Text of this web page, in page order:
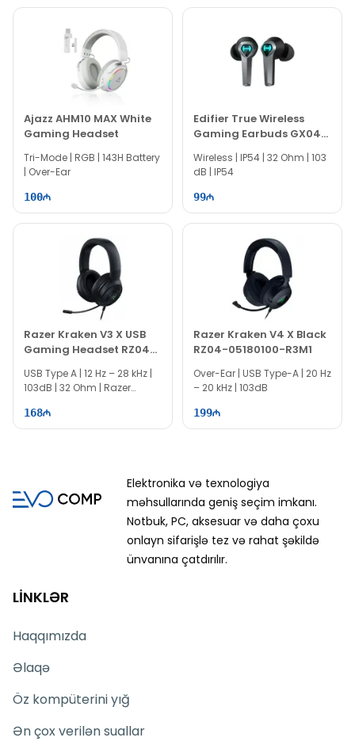
Ajazz AHM10 MAX White
Gaming Headset
Tri-Mode | RGB | 143H Battery
| Over-Ear
100
Edifier True Wireless
Gaming Earbuds GX04
Wireless | IP54 | 32 Ohm | 103
dB | IP54
99
Razer Kraken V3 X USB
Gaming Headset RZ04-
03750300-R3M1
USB Type A | 12 Hz – 28 kHz |
103dB | 32 Ohm | Razer
168
Razer Kraken V4 X Black
RZ04-05180100-R3M1
Over-Ear | USB Type-A | 20 Hz
– 20 kHz | 103dB
199
Elektronika və texnologiya
məhsullarında geniş seçim imkanı.
Notbuk, PC, aksesuar və daha çoxu
onlayn sifarişlə tez və rahat şəkildə
ünvanına çatdırılır.
LİNKLƏR
Haqqımızda
Əlaqə
Öz kompüterini yığ
Ən çox verilən suallar